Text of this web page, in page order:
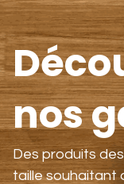
nos
Des produits
taille souhaitant